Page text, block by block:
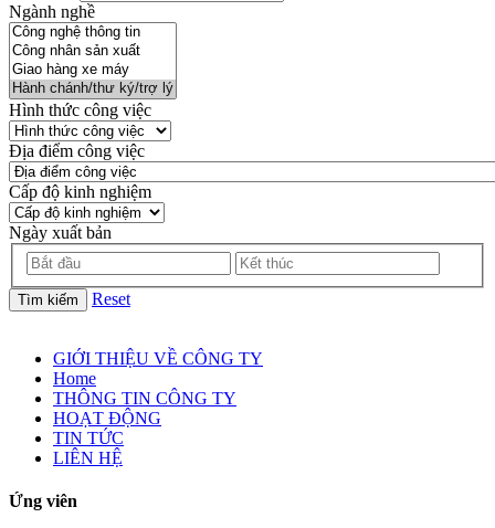
Ngành nghề
Hình thức công việc
Địa điểm công việc
Cấp độ kinh nghiệm
Ngày xuất bản
Tìm kiếm Reset
GIỚI THIỆU VỀ CÔNG TY
Home
THÔNG TIN CÔNG TY
HOẠT ĐỘNG
TIN TỨC
LIÊN HỆ
Ứng viên